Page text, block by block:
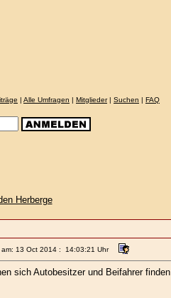
| Alle Umfragen | Mitglieder| Suchen | FAQ
Herberge
am: 13 Oct 2014 : 14:03:21 Uhr
sich Autobesitzer und Beifahrer finden